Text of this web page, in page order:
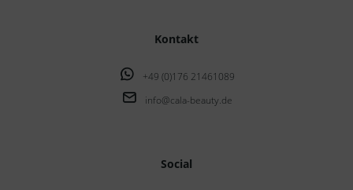
Kontakt
+49 (0)176 21461089
info@cala-beauty.de
Social